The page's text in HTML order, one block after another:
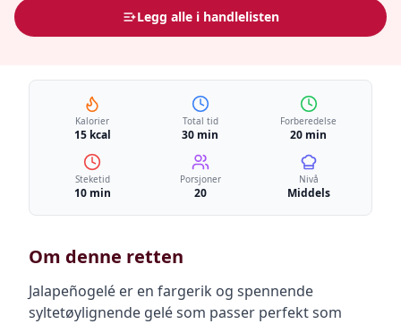
Legg alle i handlelisten
Kalorier
15 kcal
Total tid
30 min
Forberedelse
20 min
Steketid
10 min
Porsjoner
20
Nivå
Middels
Om denne retten
Jalapeñogelé er en fargerik og spennende
syltetøylignende gelé som passer perfekt som